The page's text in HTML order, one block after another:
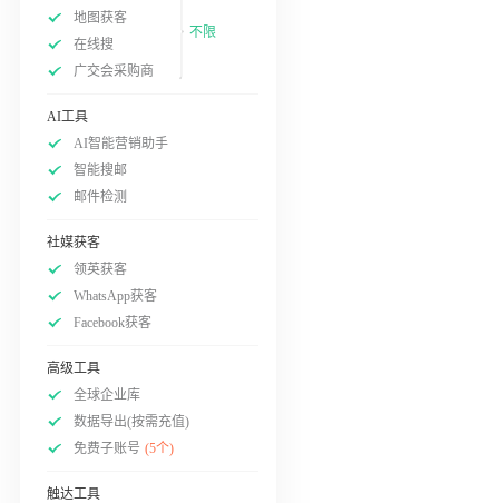
地图获客
在线搜
广交会采购商
不限
AI工具
AI智能营销助手
智能搜邮
邮件检测
社媒获客
领英获客
WhatsApp获客
Facebook获客
高级工具
全球企业库
数据导出(按需充值)
免费子账号 (5个)
触达工具